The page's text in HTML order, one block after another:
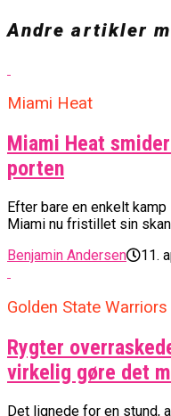
Andre artikler
Miami Heat
Miami Heat
porten
Efter bare en enkelt
Miami nu fristillet sin
Benjamin Andersen
11.
Golden State Warriors
Rygter
virkelig gøre det
Det lignede for en stund,